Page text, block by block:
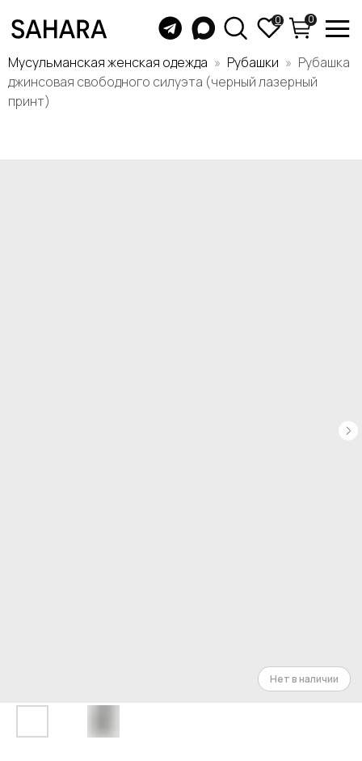
0
Мусульманская женская одежда Рубашки
Рубашка
джинсовая свободного силуэта (черный лазерный
принт)